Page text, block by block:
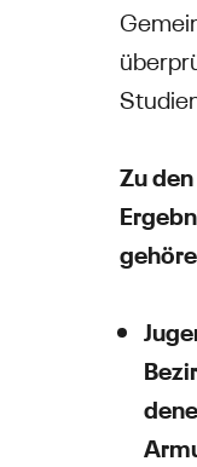
Zu